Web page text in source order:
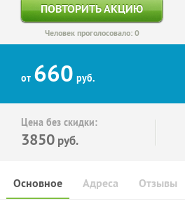
ПОВТОРИТЬ АКЦИЮ
Человек проголосовало: 0
от 660 руб.
Цена без скидки:
3850 руб.
Основное Отзывы
Адреса